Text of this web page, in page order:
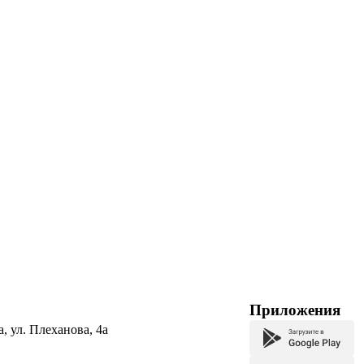
ул. Плеханова, 4а
Приложения